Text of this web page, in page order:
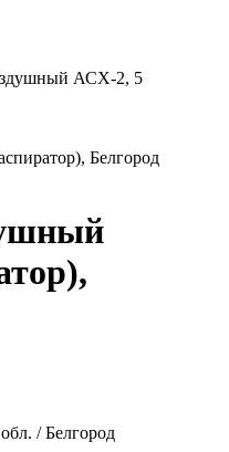
АСХ-2, 5
Белгород
/ Белгород